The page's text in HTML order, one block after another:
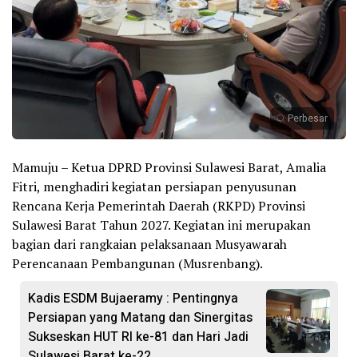
Perbesar
Mamuju – Ketua DPRD Provinsi Sulawesi Barat, Amalia
Fitri, menghadiri kegiatan persiapan penyusunan
Rencana Kerja Pemerintah Daerah (RKPD) Provinsi
Sulawesi Barat Tahun 2027. Kegiatan ini merupakan
bagian dari rangkaian pelaksanaan Musyawarah
Perencanaan Pembangunan (Musrenbang).
Kadis ESDM Bujaeramy : Pentingnya
Persiapan yang Matang dan Sinergitas
Sukseskan HUT RI ke-81 dan Hari Jadi